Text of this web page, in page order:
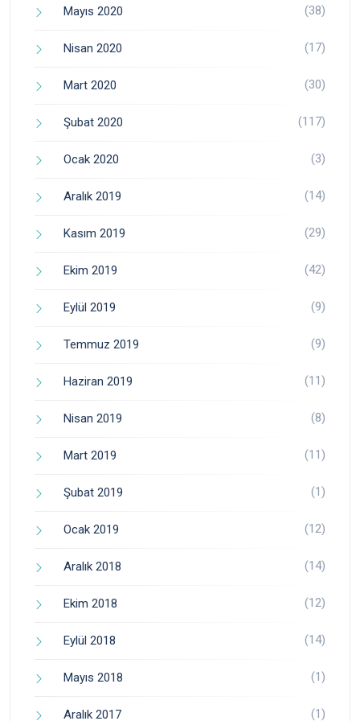
Mayıs 2020 (38)
Nisan 2020 (17)
Mart 2020 (30)
Şubat 2020 (117)
Ocak 2020 (3)
Aralık 2019 (14)
Kasım 2019 (29)
Ekim 2019 (42)
Eylül 2019 (9)
Temmuz 2019 (9)
Haziran 2019 (11)
Nisan 2019 (8)
Mart 2019 (11)
Şubat 2019 (1)
Ocak 2019 (12)
Aralık 2018 (14)
Ekim 2018 (12)
Eylül 2018 (14)
Mayıs 2018 (1)
Aralık 2017 (1)